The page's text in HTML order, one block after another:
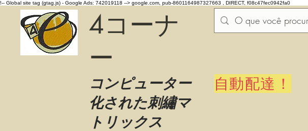
!-- Global site tag (gtag.js) - Google Ads: 742019118 --> google.com, pub-8601164987327663 , DIRECT, f08c47fec0942fa0
4コーナ
ー
コンピューター
化された刺繡マ
トリックス
自動配達！